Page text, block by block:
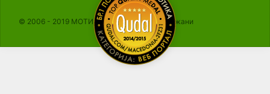
© 2006 - 2019 МОТИКА, Сите права се задржани